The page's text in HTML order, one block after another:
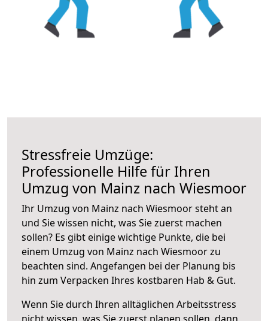
Stressfreie Umzüge:
Professionelle Hilfe für Ihren
Umzug von Mainz nach Wiesmoor
Ihr Umzug von Mainz nach Wiesmoor steht an
und Sie wissen nicht, was Sie zuerst machen
sollen? Es gibt einige wichtige Punkte, die bei
einem Umzug von Mainz nach Wiesmoor zu
beachten sind. Angefangen bei der Planung bis
hin zum Verpacken Ihres kostbaren Hab & Gut.
Wenn Sie durch Ihren alltäglichen Arbeitsstress